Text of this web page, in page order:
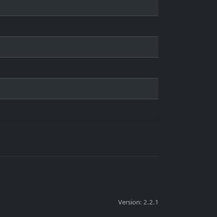
Version: 2.2.1